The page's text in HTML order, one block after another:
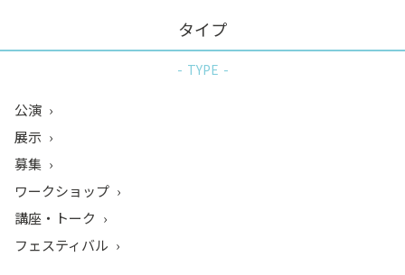
タイプ
TYPE
公演
展示
募集
ワークショップ
講座・トーク
フェスティバル